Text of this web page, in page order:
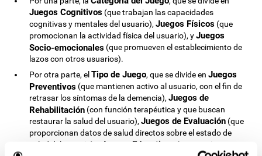
Juegos Cognitivos (que trabajan las capacidades
cognitivas y mentales del usuario),Juegos Físicos (que
promocionan la actividad física del usuario), yJuegos
Socio-emocionales (que promueven el establecimiento de
lazos con otros usuarios).
Por otra parte, elTipo de Juego, que se divide enJuegos
Preventivos (que mantienen activo al usuario, con el fin de
retrasar los síntomas de la demencia),Juegos de
Rehabilitación (con función terapéutica y que buscan
restaurar la salud del usuario),Juegos de Evaluación (que
proporcionan datos de salud directos sobre el estado de
salud del usuario) y
Juegos Educativos
(que persiguen